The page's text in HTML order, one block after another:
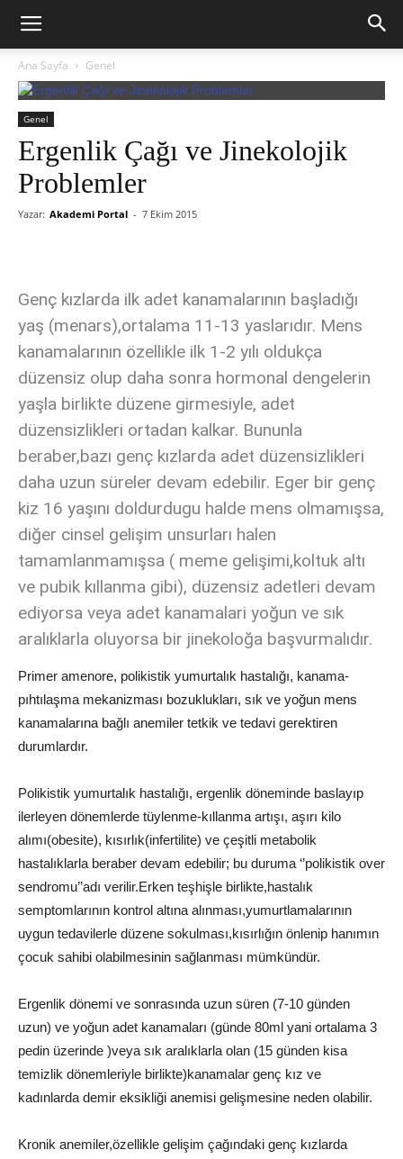
Ana Sayfa Genel
Genel
Ergenlik Çağı ve Jinekolojik
Problemler
Yazar: Akademi Portal - 7 Ekim 2015
Genç kızlarda ilk adet kanamalarının başladığı
yaş (menars),ortalama 11-13 yaslarıdır. Mens
kanamalarının özellikle ilk 1-2 yılı oldukça
düzensiz olup daha sonra hormonal dengelerin
yaşla birlikte düzene girmesiyle, adet
düzensizlikleri ortadan kalkar. Bununla
beraber,bazı genç kızlarda adet düzensizlikleri
daha uzun süreler devam edebilir. Eger bir genç
kiz 16 yaşını doldurdugu halde mens olmamışsa,
diğer cinsel gelişim unsurları halen
tamamlanmamışsa ( meme gelişimi,koltuk altı
ve pubik kıllanma gibi), düzensiz adetleri devam
ediyorsa veya adet kanamalari yoğun ve sık
aralıklarla oluyorsa bir jinekoloğa başvurmalıdır.
Primer amenore, polikistik yumurtalık hastalığı, kanama-
pıhtılaşma mekanizması bozuklukları, sık ve yoğun mens
kanamalarına bağlı anemiler tetkik ve tedavi gerektiren
durumlardır.
Polikistik yumurtalık hastalığı, ergenlik döneminde baslayıp
ilerleyen dönemlerde tüylenme-kıllanma artışı, aşırı kilo
alımı(obesite), kısırlık(infertilite) ve çeşitli metabolik
hastalıklarla beraber devam edebilir; bu duruma ‘’polikistik over
sendromu’’adı verilir.Erken teşhişle birlikte,hastalık
semptomlarının kontrol altına alınması,yumurtlamalarının
uygun tedavilerle düzene sokulması,kısırlığın önlenip hanımın
çocuk sahibi olabilmesinin sağlanması mümkündür.
Ergenlik dönemi ve sonrasında uzun süren (7-10 günden
uzun) ve yoğun adet kanamaları (günde 80ml yani ortalama 3
pedin üzerinde )veya sık aralıklarla olan (15 günden kisa
temizlik dönemleriyle birlikte)kanamalar genç kız ve
kadınlarda demir eksikliği anemisi gelişmesine neden olabilir.
Kronik anemiler,özellikle gelişim çağındaki genç kızlarda